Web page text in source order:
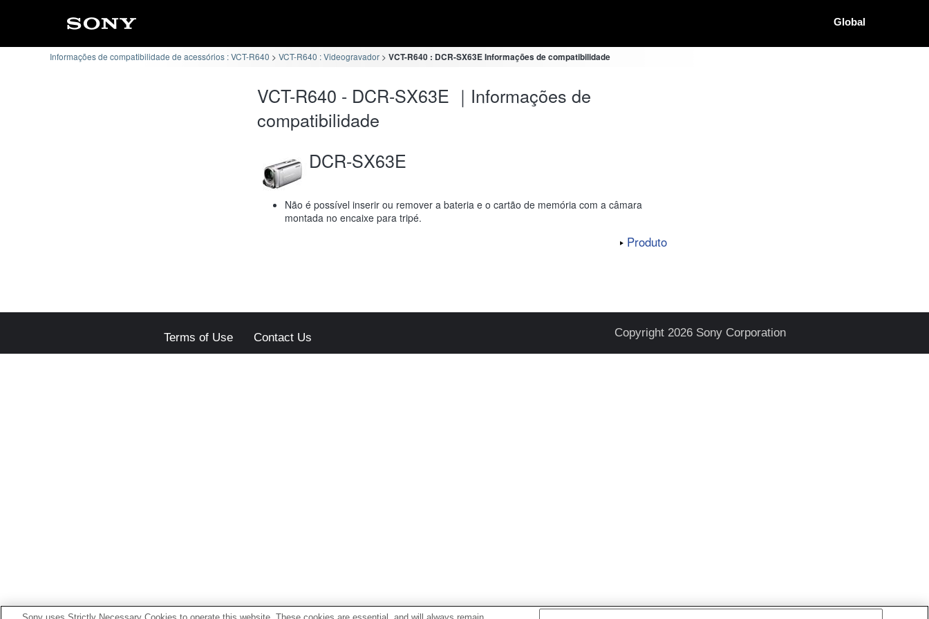
Global
Informações de compatibilidade de acessórios : VCT-R640 VCT-R640 : Videogravador VCT-R640 : DCR-SX63E Informações de compatibilidade
VCT-R640 - DCR-SX63E ｜Informações de
compatibilidade
DCR-SX63E
Não é possível inserir ou remover a bateria e o cartão de memória com a câmara
montada no encaixe para tripé.
Produto
Terms of Use Contact Us Copyright 2026 Sony Corporation